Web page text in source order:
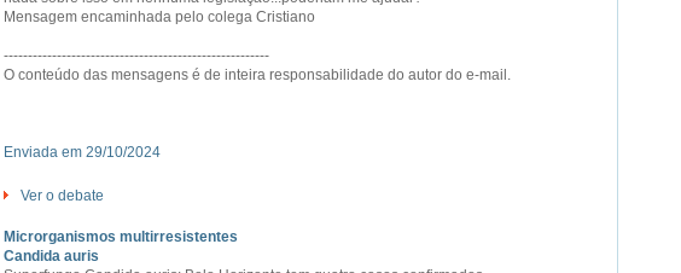
Mensagem encaminhada pelo colega Cristiano
-------------------------------------------------------
O conteúdo das mensagens é de inteira responsabilidade do autor do e-mail.
Enviada em 29/10/2024
Ver o debate
Microrganismos multirresistentes
Candida auris